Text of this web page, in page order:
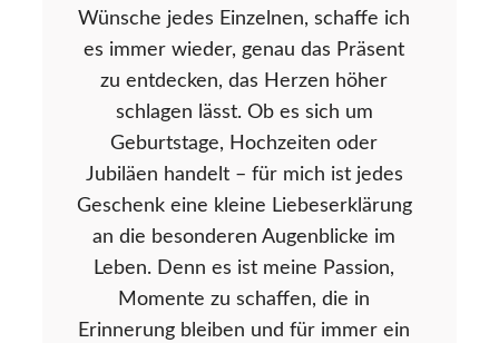
Wünsche jedes Einzelnen, schaffe ich
es immer wieder, genau das Präsent
zu entdecken, das Herzen höher
schlagen lässt. Ob es sich um
Geburtstage, Hochzeiten oder
Jubiläen handelt – für mich ist jedes
Geschenk eine kleine Liebeserklärung
an die besonderen Augenblicke im
Leben. Denn es ist meine Passion,
Momente zu schaffen, die in
Erinnerung bleiben und für immer ein